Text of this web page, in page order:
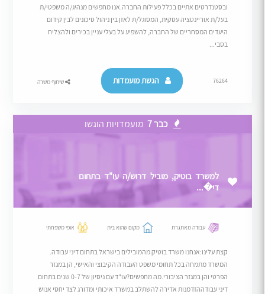
ובסטנדרטים אתיים בכלל פעילות החברה.אנו מחפשים מנהיג/ה משפטי/ת
בעל/ת אוריינטציה עסקית, המסוגל/ת לאזן בין ניהול סיכונים לבין קידום
היעדים המסחריים של החברה, להשפיע על בעלי עניין בכירים ולהצליח
בסבי...
76264 הגשת מועמדות שיתוף משרה
כבר 7 מועמדויות הוגשו
למשרד בוטיק, מוביל דרוש/ה עו"ד בתחום
די�...
עבודה מאתגרת מקום שהוא בית אופי משפחתי
קצת עלינו:אנחנו משרד בוטיק מהמובילים בישראל בתחום דיני עבודה.
המשרד מתמחה בכל תחומי משפט העבודה הקיבוצי והאישי, הן במגזר
הפרטי והן במגזר הציבורי.מה מחפשים?עו"ד עם ניסיון של 0-7 שנים בתחום
דיני עבודההזדמנות אדירה להשתלב במשרד איכותי ומדורג לצד יחסי אנוש